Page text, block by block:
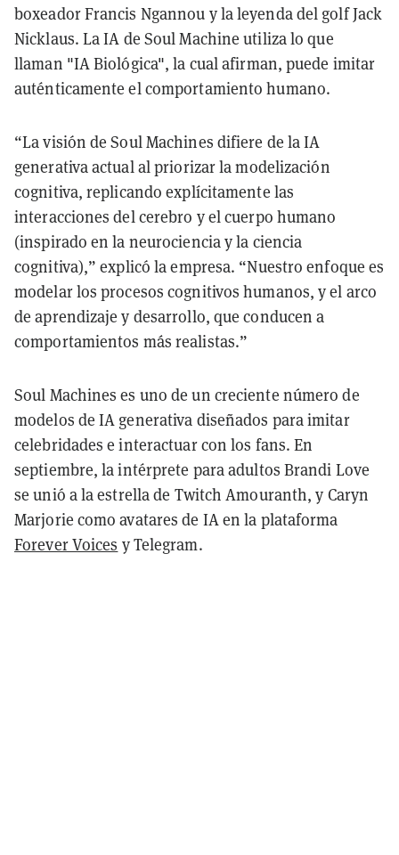
boxeador Francis Ngannou y la leyenda del golf Jack
Nicklaus. La IA de Soul Machine utiliza lo que
llaman "IA Biológica", la cual afirman, puede imitar
auténticamente el comportamiento humano.
“La visión de Soul Machines difiere de la IA
generativa actual al priorizar la modelización
cognitiva, replicando explícitamente las
interacciones del cerebro y el cuerpo humano
(inspirado en la neurociencia y la ciencia
cognitiva),” explicó la empresa. “Nuestro enfoque es
modelar los procesos cognitivos humanos, y el arco
de aprendizaje y desarrollo, que conducen a
comportamientos más realistas.”
Soul Machines es uno de un creciente número de
modelos de IA generativa diseñados para imitar
celebridades e interactuar con los fans. En
septiembre, la intérprete para adultos Brandi Love
se unió a la estrella de Twitch Amouranth, y Caryn
Marjorie como avatares de IA en la plataforma
Forever Voices y Telegram.